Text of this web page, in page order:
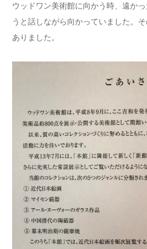
ウッドワン美術館に向かう時、遠か
うと話しながら向かっていました。
ありました。